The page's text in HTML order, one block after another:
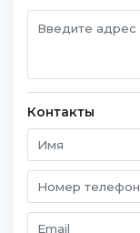
Контакты